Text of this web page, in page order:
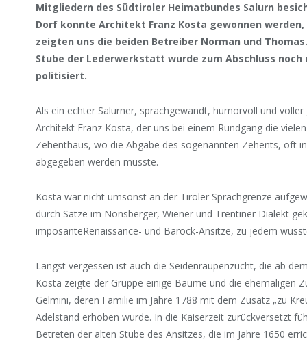
Mitgliedern des Südtiroler Heimatbundes Salurn
Dorf konnte Architekt Franz Kosta gewonnen
zeigten uns die beiden Betreiber Norman und
Stube der Lederwerkstatt wurde zum Abschluss
politisiert.
Als ein echter Salurner, sprachgewandt, humorvoll und
Architekt Franz Kosta, der uns bei einem Rundgang die
Zehenthaus, wo die Abgabe des sogenannten Zehents, oft
abgegeben werden musste.
Kosta war nicht umsonst an der Tiroler Sprachgrenze
durch Sätze im Nonsberger, Wiener und Trentiner Dialekt
imposanteRenaissance- und Barock-Ansitze, zu jedem
Längst vergessen ist auch die Seidenraupenzucht, die ab
Kosta zeigte der Gruppe einige Bäume und die ehemaligen
Gelmini, deren Familie im Jahre 1788 mit dem Zusatz „zu
Adelstand erhoben wurde. In die Kaiserzeit zurückversetzt
Betreten der alten Stube des Ansitzes, die im Jahre 1650